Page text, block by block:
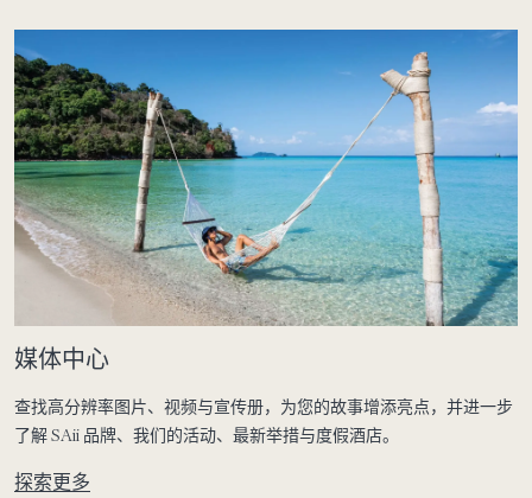
媒体中心
查找高分辨率图片、视频与宣传册，为您的故事增添亮点，并进一步
了解 SAii 品牌、我们的活动、最新举措与度假酒店。
探索更多